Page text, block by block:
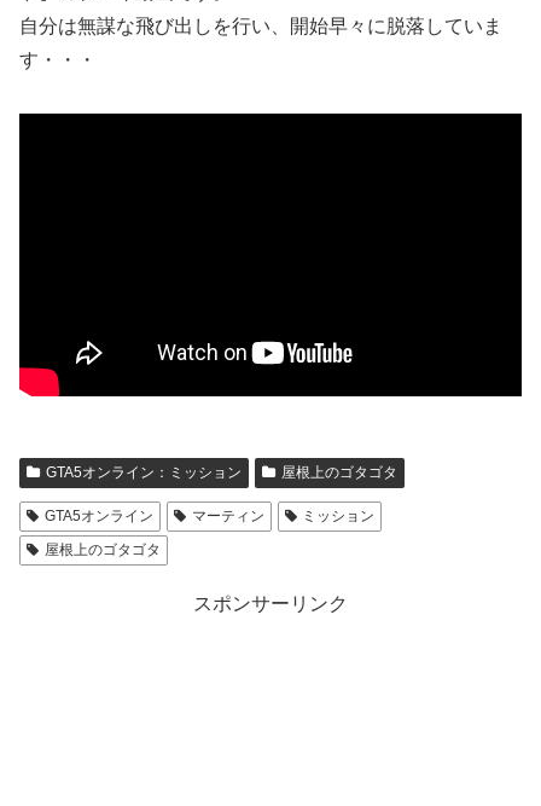
自分は無謀な飛び出しを行い、開始早々に脱落していま
す・・・
GTA5オンライン：ミッション 屋根上のゴタゴタ
GTA5オンライン マーティン
ミッション
屋根上のゴタゴタ
スポンサーリンク